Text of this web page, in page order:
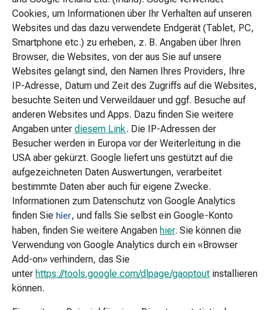
zum
Anrühren
&
Biscuits
Kindertee
Fertige
Breie
&
Getränke
Kindergeschirr
Säuglingsnahrung
Babyflaschen
Flaschenwärmer
Babypflege
Babypuder
&
Crèmes
Feuchttücher
Pflegesets
&
Cookies, um Informationen über Ihr Verhalten auf unseren
Websites und das dazu verwendete Endgerät (Tablet, PC,
Smartphone etc.) zu erheben, z. B. Angaben über Ihren
Browser, die Websites, von der aus Sie auf unsere
Websites gelangt sind, den Namen Ihres Providers, Ihre
IP-Adresse, Datum und Zeit des Zugriffs auf die Websites,
besuchte Seiten und Verweildauer und ggf. Besuche auf
anderen Websites und Apps. Dazu finden Sie weitere
Angaben unter diesem Link. Die IP-Adressen der
Besucher werden in Europa vor der Weiterleitung in die
USA aber gekürzt. Google liefert uns gestützt auf die
aufgezeichneten Daten Auswertungen, verarbeitet
bestimmte Daten aber auch für eigene Zwecke.
Informationen zum Datenschutz von Google Analytics
finden Sie hier, und falls Sie selbst ein Google-Konto
haben, finden Sie weitere Angaben hier. Sie können die
Verwendung von Google Analytics durch ein «Browser
Add-on» verhindern, das Sie
unter https://tools.google.com/dlpage/gaoptout installieren
können.